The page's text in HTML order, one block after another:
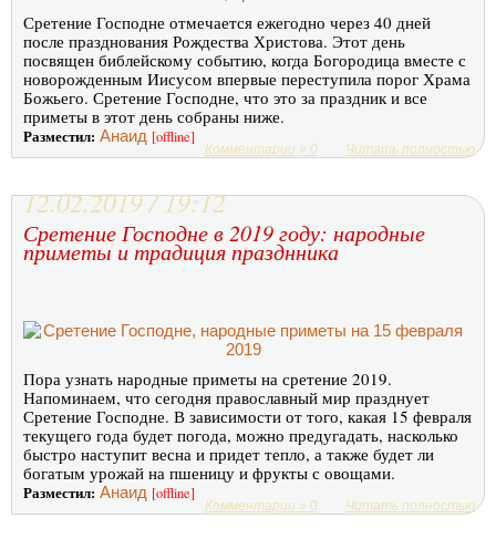
Сретение Господне отмечается ежегодно через 40 дней
после празднования Рождества Христова. Этот день
посвящен библейскому событию, когда Богородица вместе с
новорожденным Иисусом впервые переступила порог Храма
Божьего. Сретение Господне, что это за праздник и все
приметы в этот день собраны ниже.
Разместил: Анаид [offline]
Комментарии » 0 Читать полностью
12.02.2019 / 19:12
Сретение Господне в 2019 году: народные
приметы и традиция празднника
Пора узнать народные приметы на сретение 2019.
Напоминаем, что сегодня православный мир празднует
Сретение Господне. В зависимости от того, какая 15 февраля
текущего года будет погода, можно предугадать, насколько
быстро наступит весна и придет тепло, а также будет ли
богатым урожай на пшеницу и фрукты с овощами.
Разместил: Анаид [offline]
Комментарии » 0 Читать полностью